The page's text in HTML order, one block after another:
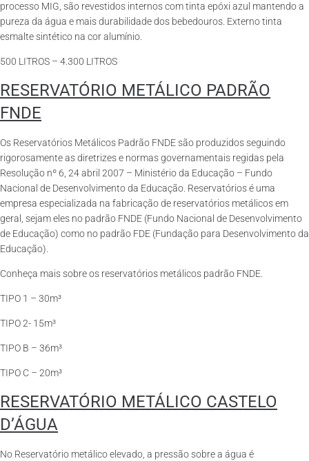
processo MIG, são revestidos internos com tinta epóxi azul mantendo a
pureza da água e mais durabilidade dos bebedouros. Externo tinta
esmalte sintético na cor alumínio.
500 LITROS – 4.300 LITROS
RESERVATÓRIO METÁLICO PADRÃO
FNDE
Os Reservatórios Metálicos Padrão FNDE são produzidos seguindo
rigorosamente as diretrizes e normas governamentais regidas pela
Resolução nº 6, 24 abril 2007 – Ministério da Educação – Fundo
Nacional de Desenvolvimento da Educação. Reservatórios é uma
empresa especializada na fabricação de reservatórios metálicos em
geral, sejam eles no padrão FNDE (Fundo Nacional de Desenvolvimento
de Educação) como no padrão FDE (Fundação para Desenvolvimento da
Educação).
Conheça mais sobre os reservatórios metálicos padrão FNDE.
TIPO 1 – 30m³
TIPO 2- 15m³
TIPO B – 36m³
TIPO C – 20m³
RESERVATÓRIO METÁLICO CASTELO
D’ÁGUA
No Reservatório metálico elevado, a pressão sobre a água é